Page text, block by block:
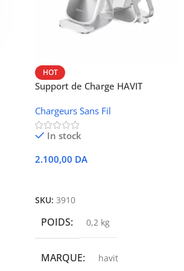
HOT
Support de Charge HAVIT
Chargeurs Sans Fil
In stock
2.100,00 DA
SKU:3910
POIDS 0,2 kg
MARQUE havit